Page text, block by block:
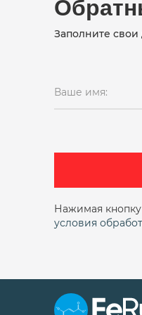
Заполните
Ваше имя:
Нажимая
условия